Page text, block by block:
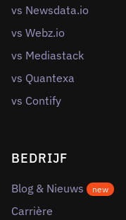
vs Newsdata.io
vs Webz.io
vs Mediastack
vs Quantexa
vs Contify
BEDRIJF
Blog & Nieuws new
Carrière